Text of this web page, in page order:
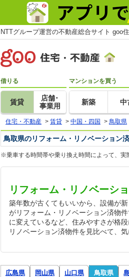
NTTグループ運営の不動産総合サイト goo
借りる
賃貸
店舗･
事業用
マンションを買う
新築 中
住宅・不動産 > 賃貸 > 中国・四国 > 鳥取県
鳥取県のリフォーム・リノベーション
※乗車する時間帯や乗り換え時間によって、実
リフォーム・リノベーシ
築年数が古くてもいいから、設備が
がリフォーム・リノベーション済物
に変えているなど、住みやすさが格
リノベーション済物件を見比べて、
広島県 岡山県 山口県 鳥取県